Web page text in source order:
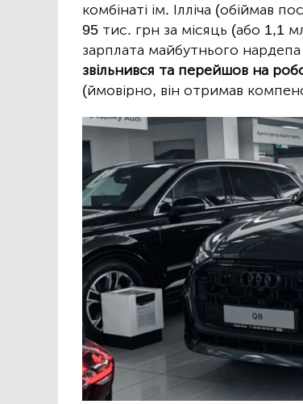
комбінаті ім. Ілліча (обіймав
95 тис. грн за місяць (або 1,1
зарплата майбутнього
звільнився та перейшов на
(ймовірно, він отримав